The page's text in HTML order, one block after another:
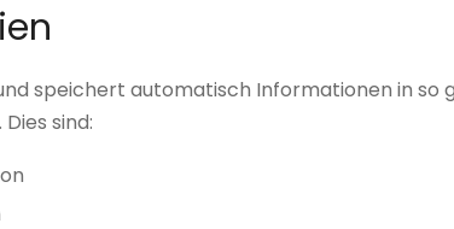
speichert automatisch Informationen in so
sind: